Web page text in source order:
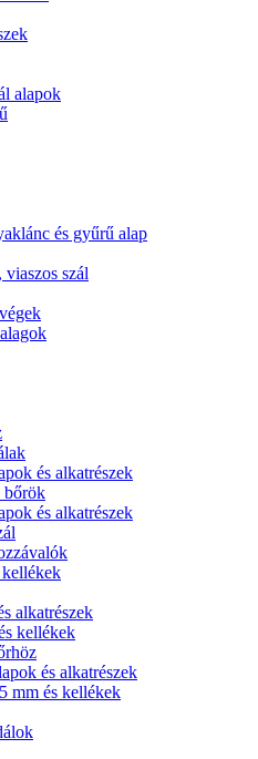
alapok
és gyűrű alap
szál
és alkatrészek
bőrök
és alkatrészek
kellékek
alkatrészek
kellékek
és alkatrészek
mm és kellékek